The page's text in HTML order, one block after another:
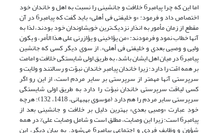
اما این که چرا پیامبر6 خلافت و جانشینی را نسبت به اهل و خاندان خود
اختصاص داد و فرمود: «و خلیفتی فی أهلی» باید گفت که پیامبر6 در آن
مقطع از زمان مأمور به انذار نزدیک‌ترین خویشاوندان خود بودند، لذا به
آنها خطاب نمود و فرمودند: «من یؤاخینی و یؤازرنی علی هذا الأمر، و یکون
ولیی و وصیی بعدی و خلیفتی فی أهلی». از سوی دیگر کسی که جانشین
پیامبر6 در میان اهل ایشان باشد، به طریق اولی شایستگی خلافت و امامت
بر همه امّت را دارد؛ زیرا خاندان پیامبر خاندان نبوّت و رسالتند و ولایت و
سرپرستی آنها مهمتر از سرپرستی بر سایر مردم است، از این رو اگر
کسی لیاقت سرپرستی خاندان نبوّت را دارد به طریق اولی شایستگی
سرپرستی سایر مردم را هم دارد (موسوی بهبهانی، 1418، 132)؛ هرچه
خودِ عبارت «وصیی بعدی» بهترین دلیل بر خلافت و جانشینی بعد از
پیامبر6 است؛ زیرا این وصایت، مطلق است و شامل وصایت علی% در همه
شؤون و وظایف فردی و اجتماعی پیامبر6 می‌شود. به بیان دیگر، این